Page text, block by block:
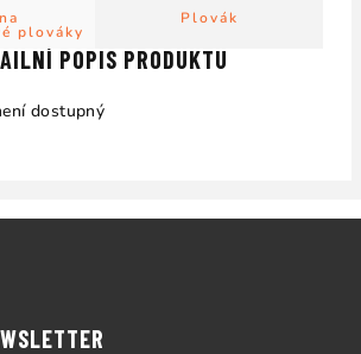
POPIS PRODUKTU
dostupný
plováky
Plovák